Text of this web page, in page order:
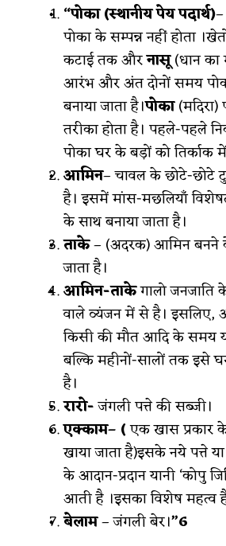
“पोका (स्थानीय पेय पदार्थ)
पोका के सम्पन्न नहीं होता
कटाई तक औरनासू(धान का
आरंभ और अंत दोनों समय
बनाया जाता है।पोका
तरीका होता है। पहले-पहले
पोका घर के बड़ों को तिर्काक
आमिन– चावल के छोटे-छोटे
है। इसमें मांस-मछलियाँ
के साथ बनाया जाता है।
ताके– (अदरक) आमिन बनने
जाता है।
आमिन-ताकेगालो जनजाति
वाले व्यंजन में से है। इसलिए,
किसी की मौत आदि के समय
बल्कि महीनों-सालों तक इसे
है।
रारो-जंगली पत्ते की सब्जी।
एक्काम– (एक खास प्रकार
खाया जाता है)इसके नये पत्ते
के आदान-प्रदान यानी ‘कोपु
आती है ।इसका विशेष महत्व
बेलाम– जंगली बेर।”6